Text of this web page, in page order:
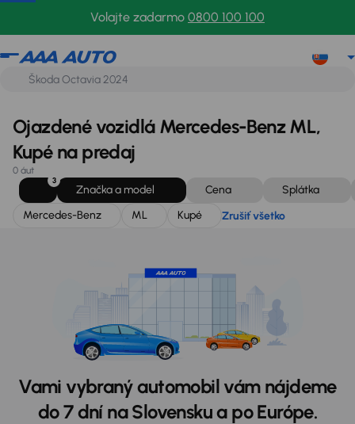
Volajte zadarmo 0800 100 100
Mercedes-Benz
Ojazdené vozidlá Mercedes-Benz ML,
Kupé na predaj
0 áut
3
Značka a model Cena
Splátka
Mercedes-Benz
ML Kupé Zrušiť všetko
Vami vybraný automobil vám nájdeme
do 7 dní na Slovensku a po Európe.